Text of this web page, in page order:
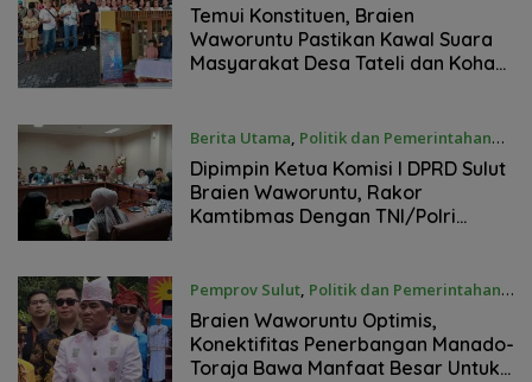
September 6, 2025
Temui Konstituen, Braien
Waworuntu Pastikan Kawal Suara
Masyarakat Desa Tateli dan Koha
Berita Utama, Politik dan Pemerintahan
Agustus 12, 2025
Dipimpin Ketua Komisi I DPRD Sulut
Braien Waworuntu, Rakor
Kamtibmas Dengan TNI/Polri
Pemprov Sulut, Politik dan Pemerintahan
Juli 12, 2025
Braien Waworuntu Optimis,
Konektifitas Penerbangan Manado-
Toraja Bawa Manfaat Besar Untuk